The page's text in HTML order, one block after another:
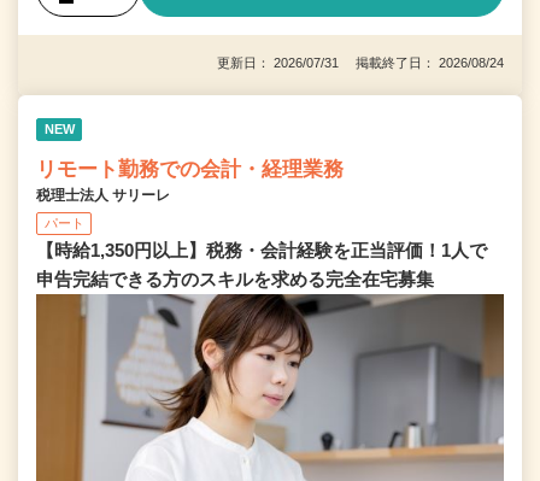
更新日： 2026/07/31 掲載終了日： 2026/08/24
NEW
リモート勤務での会計・経理業務
税理士法人 サリーレ
パート
【時給1,350円以上】税務・会計経験を正当評価！1⼈で
申告完結できる⽅のスキルを求める完全在宅募集